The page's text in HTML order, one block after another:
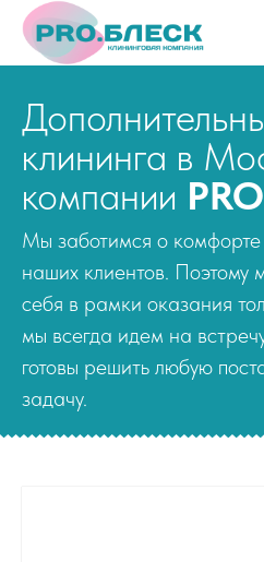
клининга в
компании
Мы заботимся о
наших клиентов. Поэтому
себя в рамки оказания
мы всегда идем на
готовы решить любую
задачу.